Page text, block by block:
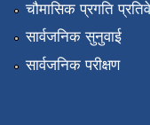
चौमासिक प्रगति
सार्वजनिक सुनुवाई
सार्वजनिक परीक्षण